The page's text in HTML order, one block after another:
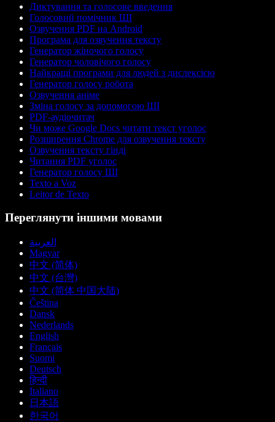
Диктування та голосове введення
Голосовий помічник ШІ
Озвучення PDF на Android
Програма для озвучення тексту
Генератор жіночого голосу
Генератор чоловічого голосу
Найкращі програми для людей з дислексією
Генератор голосу робота
Озвучення аніме
Зміна голосу за допомогою ШІ
PDF-аудіочитач
Чи може Google Docs читати текст уголос
Розширення Chrome для озвучення тексту
Озвучення тексту гінді
Читання PDF уголос
Генератор голосу ШІ
Texto a Voz
Leitor de Texto
Переглянути іншими мовами
العربية
Magyar
中文 (简体)
中文 (台灣)
中文 (简体 中国大陆)
Čeština
Dansk
Nederlands
English
Français
Suomi
Deutsch
हिन्दी
Italiano
日本語
한국어